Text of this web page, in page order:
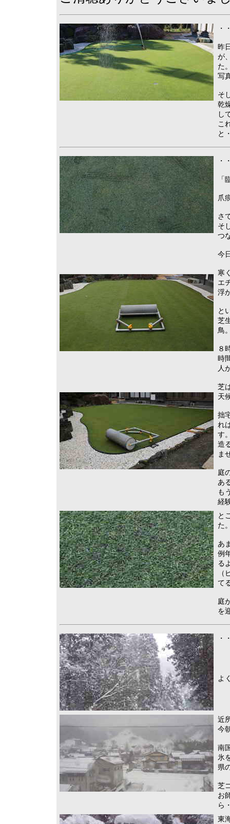
・
昨
が
た
写
そ
乾
し
こ
と
・
爪
さ
そ
つ
今
寒
エ
浮
と
芝
鳥
８
時
人
芝
天
拙
れ
す
造
ま
庭
あ
も
経
と
た
あ
例
る
て
庭
を
・
よ
近
今
南
氷
県
芝
お
ら
東